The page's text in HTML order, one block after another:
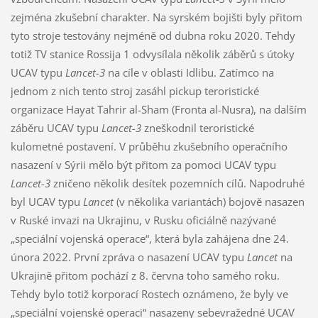
zejména zkušební charakter. Na syrském bojišti byly přitom
tyto stroje testovány nejméně od dubna roku 2020. Tehdy
totiž TV stanice Rossija 1 odvysílala několik záběrů s útoky
UCAV typu Lancet-3na cíle v oblasti Idlibu. Zatímco na
jednom z nich tento stroj zasáhl pickup teroristické
organizace Hayat Tahrir al-Sham (Fronta al-Nusra), na dalším
záběru UCAV typu Lancet-3zneškodnil teroristické
kulometné postavení. V průběhu zkušebního operačního
nasazení v Sýrii mělo být přitom za pomoci UCAV typu
Lancet-3zničeno několik desítek pozemních cílů. Napodruhé
byl UCAV typu Lancet(v několika variantách) bojově nasazen
v Ruské invazi na Ukrajinu, v Rusku oficiálně nazývané
„speciální vojenská operace“, která byla zahájena dne 24.
února 2022. První zpráva o nasazení UCAV typu Lancetna
Ukrajině přitom pochází z 8. června toho samého roku.
Tehdy bylo totiž korporací Rostech oznámeno, že byly ve
„speciální vojenské operaci“ nasazeny sebevražedné UCAV